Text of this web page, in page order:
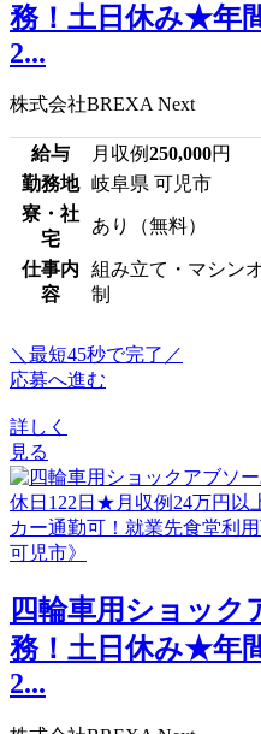
務！土日休み★年
2...
株式会社BREXA Next
給与 月収例250,000円
勤務地
岐阜県 可児市
寮・社
宅
あり（無料）
仕事内
容
組み立て・マシン
制
＼最短45秒で完了／
応募へ進む
詳しく
見る
四輪車用ショック
務！土日休み★年
2...